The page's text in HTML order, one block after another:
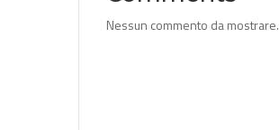
Nessun commento da mostrare.